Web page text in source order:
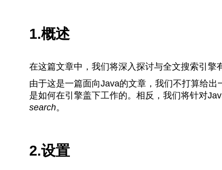
1.概述
在这篇文章中，我们将深入探讨与全文搜索引
由于这是一篇面向Java的文章，我们不打算给
是如何在引擎盖下工作的。相反，我们将针对
search。
2.设置